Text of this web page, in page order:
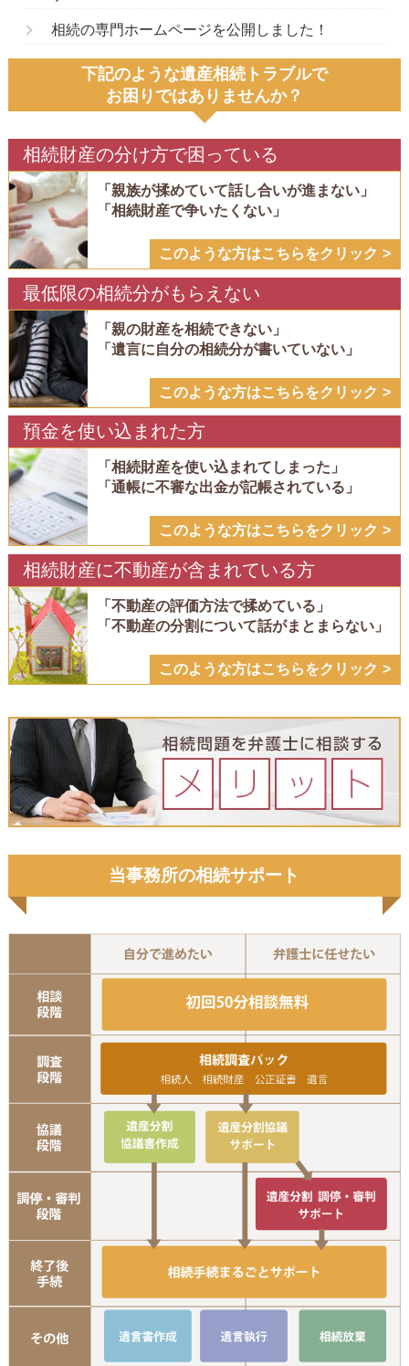
相続の専門ホームページを公開しました！
下記のような遺産相続トラブルで
お困りではありませんか？
相続財産の分け方で困っている
「親族が揉めていて話し合いが進まない」
「相続財産で争いたくない」
このような方はこちらをクリック
最低限の相続分がもらえない
「親の財産を相続できない」
「遺言に自分の相続分が書いていない」
このような方はこちらをクリック
預金を使い込まれた方
「相続財産を使い込まれてしまった」
「通帳に不審な出金が記帳されている」
このような方はこちらをクリック
相続財産に不動産が含まれている方
「不動産の評価方法で揉めている」
「不動産の分割について話がまとまらない」
このような方はこちらをクリック
当事務所の相続サポート
協議書作成 遺産分割協議サ